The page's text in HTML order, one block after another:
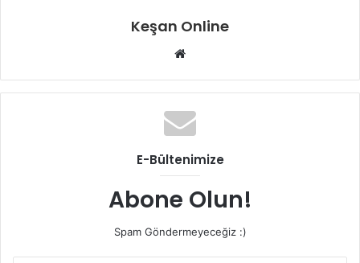
Keşan Online
Web
E-Bültenimize
Abone Olun!
Spam Göndermeyeceğiz :)